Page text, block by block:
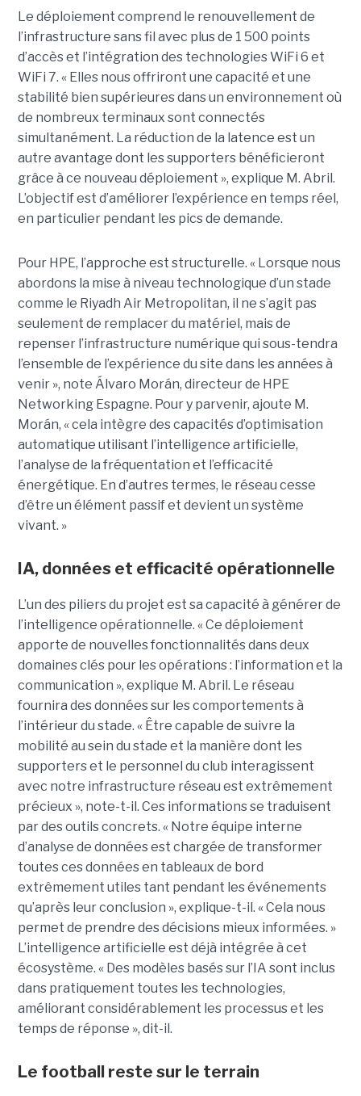
Le déploiement comprend le renouvellement de
l’infrastructure sans fil avec plus de 1 500 points
d’accès et l’intégration des technologies WiFi 6 et
WiFi 7. « Elles nous offriront une capacité et une
stabilité bien supérieures dans un environnement où
de nombreux terminaux sont connectés
simultanément. La réduction de la latence est un
autre avantage dont les supporters bénéficieront
grâce à ce nouveau déploiement », explique M. Abril.
L’objectif est d’améliorer l’expérience en temps réel,
en particulier pendant les pics de demande.
Pour HPE, l’approche est structurelle. « Lorsque nous
abordons la mise à niveau technologique d’un stade
comme le Riyadh Air Metropolitan, il ne s’agit pas
seulement de remplacer du matériel, mais de
repenser l’infrastructure numérique qui sous-tendra
l’ensemble de l’expérience du site dans les années à
venir », note Álvaro Morán, directeur de HPE
Networking Espagne. Pour y parvenir, ajoute M.
Morán, « cela intègre des capacités d’optimisation
automatique utilisant l’intelligence artificielle,
l’analyse de la fréquentation et l’efficacité
énergétique. En d’autres termes, le réseau cesse
d’être un élément passif et devient un système
vivant. »
IA, données et efficacité opérationnelle
L’un des piliers du projet est sa capacité à générer de
l’intelligence opérationnelle. « Ce déploiement
apporte de nouvelles fonctionnalités dans deux
domaines clés pour les opérations : l’information et la
communication », explique M. Abril. Le réseau
fournira des données sur les comportements à
l’intérieur du stade. « Être capable de suivre la
mobilité au sein du stade et la manière dont les
supporters et le personnel du club interagissent
avec notre infrastructure réseau est extrêmement
précieux », note-t-il. Ces informations se traduisent
par des outils concrets. « Notre équipe interne
d’analyse de données est chargée de transformer
toutes ces données en tableaux de bord
extrêmement utiles tant pendant les événements
qu’après leur conclusion », explique-t-il. « Cela nous
permet de prendre des décisions mieux informées. »
L’intelligence artificielle est déjà intégrée à cet
écosystème. « Des modèles basés sur l’IA sont inclus
dans pratiquement toutes les technologies,
améliorant considérablement les processus et les
temps de réponse », dit-il.
Le football reste sur le terrain